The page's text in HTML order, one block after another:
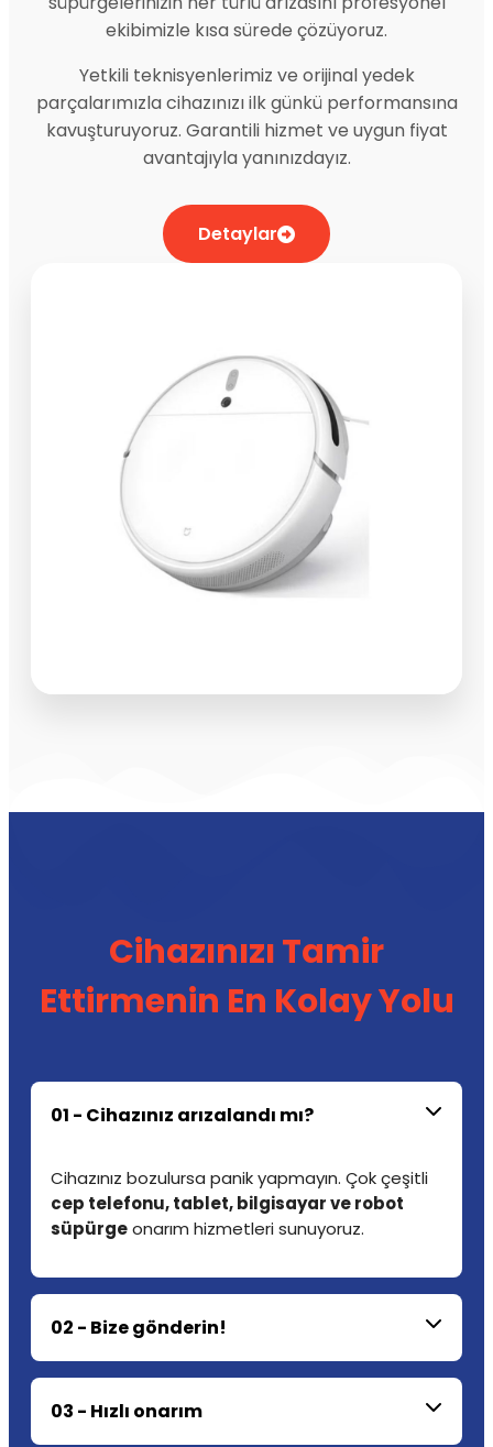
ekibimizle kısa sürede çözüyoruz.
Yetkili teknisyenlerimiz ve orijinal yedek
parçalarımızla cihazınızı ilk günkü performansına
kavuşturuyoruz. Garantili hizmet ve uygun fiyat
avantajıyla yanınızdayız.
Detaylar
Cihazınızı Tamir
Ettirmenin En Kolay Yolu
01 - Cihazınız arızalandı mı?
Cihazınız bozulursa panik yapmayın. Çok çeşitli
cep telefonu, tablet, bilgisayar ve robot
süpürgeonarım hizmetleri sunuyoruz.
02 - Bize gönderin!
03 - Hızlı onarım